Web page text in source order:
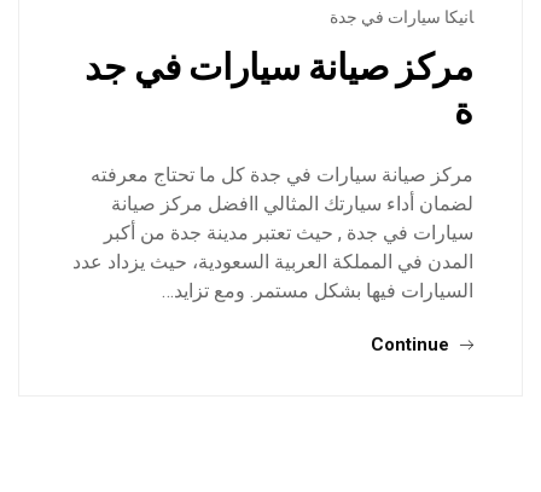
انيكا سيارات في جدة
مركز صيانة سيارات في جد
ة
مركز صيانة سيارات في جدة كل ما تحتاج معرفته
لضمان أداء سيارتك المثالي اافضل مركز صيانة
سيارات في جدة , حيث تعتبر مدينة جدة من أكبر
المدن في المملكة العربية السعودية، حيث يزداد عدد
السيارات فيها بشكل مستمر. ومع تزايد…
Continue